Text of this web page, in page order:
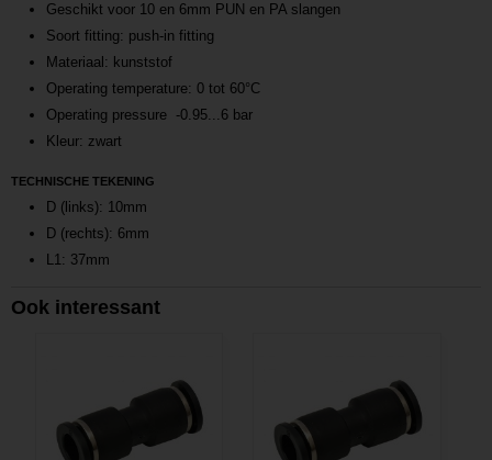
Geschikt voor 10 en 6mm PUN en PA slangen
Soort fitting: push-in fitting
Materiaal: kunststof
Operating temperature: 0 tot 60°C
Operating pressure -0.95...6 bar
Kleur: zwart
TECHNISCHE TEKENING
D (links): 10mm
D (rechts): 6mm
L1: 37mm
Ook interessant